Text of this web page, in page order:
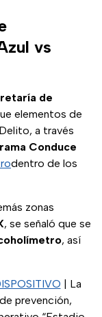
vs
de
elementos de
a través
Conduce
dentro de los
zonas
, se señaló que se
, así
| La
prevención,